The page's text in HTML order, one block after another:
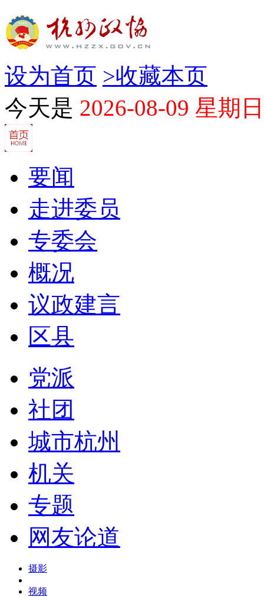
设为首页 >收藏本页
今天是 2026-08-09 星期日
要闻
走进委员
专委会
概况
议政建言
区县
党派
社团
城市杭州
机关
专题
网友论道
摄影
视频